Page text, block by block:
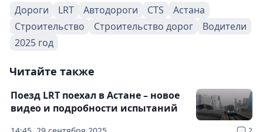
Дороги LRT Автодороги CTS
Астана
Строительство
Строительство дорог
Водители
2025 год
Читайте также
Поезд LRT поехал в Астане – новое
видео и подробности испытаний